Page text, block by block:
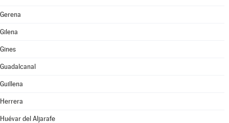
Gerena
Gilena
Gines
Guadalcanal
Guillena
Herrera
Huévar del Aljarafe